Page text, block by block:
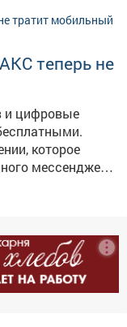
больше
могут
и
будущее с
такое же
теперь не
и цифровые
которое
мессенджера